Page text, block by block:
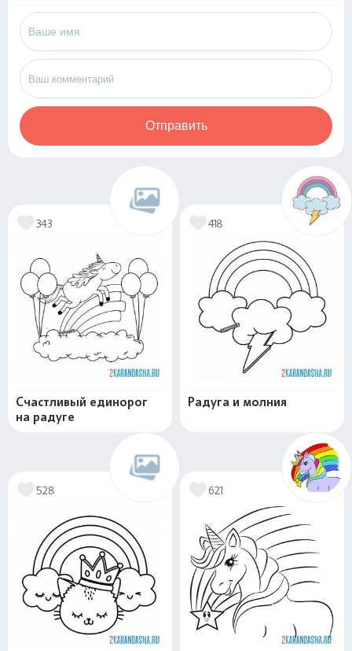
Отправить
343
Счастливый единорог
на радуге
418
Радуга и молния
528 621